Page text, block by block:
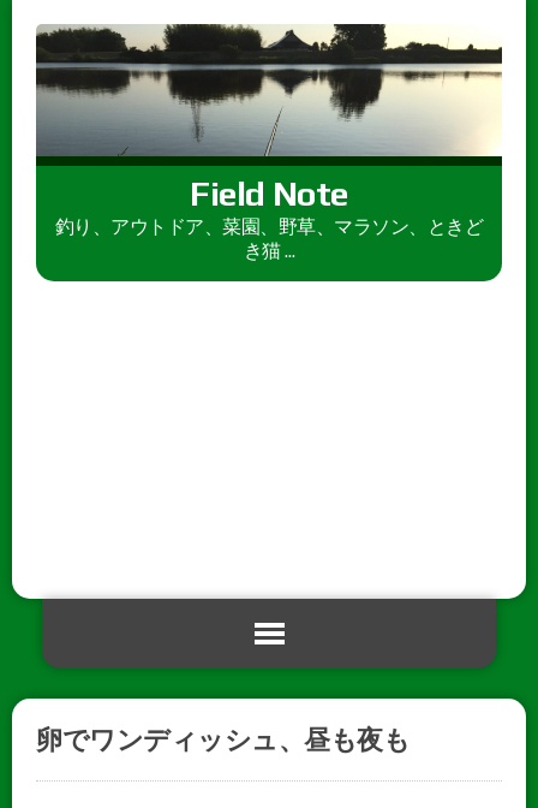
Field Note
釣り、アウトドア、菜園、野草、マラソン、ときど
き猫 ...
卵でワンディッシュ、昼も夜も